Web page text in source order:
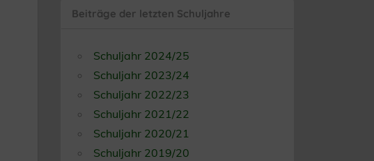
Beiträge der letzten Schuljahre
Schuljahr 2024/25
Schuljahr 2023/24
Schuljahr 2022/23
Schuljahr 2021/22
Schuljahr 2020/21
Schuljahr 2019/20